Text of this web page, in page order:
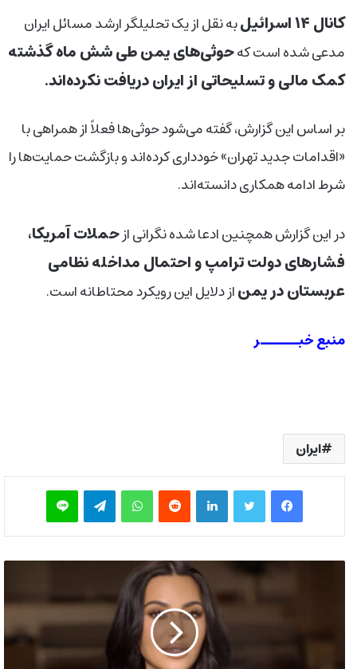
کانال ۱۴ اسرائیل
به نقل از یک تحلیلگر ارشد مسائل ایران
مدعی شده است کهحوثی‌های یمن طی شش ماه گذشته
کمک مالی و تسلیحاتی از ایران دریافت نکرده‌اند.
بر اساس این گزارش، گفته می‌شود حوثی‌ها فعلاً از همراهی با
«اقدامات جدید تهران» خودداری کرده‌اند و بازگشت حمایت‌ها را
شرط ادامه همکاری دانسته‌اند.
در این گزارش همچنین ادعا شده نگرانی ازحملات آمریکا،
فشارهای دولت ترامپ و احتمال مداخله نظامی
عربستان در یمناز دلایل این رویکرد محتاطانه است.
منبع خبــــــر
ایران
فیس بوک توییتر لینکدین‫رددیت واتس آپ تلگرام لاین